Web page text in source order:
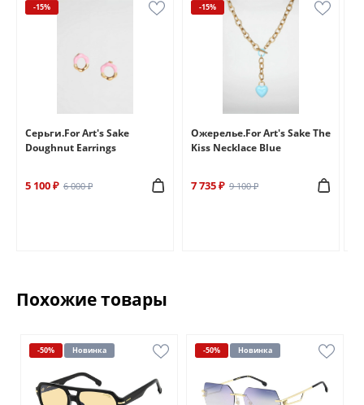
-15%
Серьги.For Art's Sake
Doughnut Earrings
5 100 ₽ 6 000 ₽
-15%
Ожерелье.For Art's Sake The
Kiss Necklace Blue
7 735 ₽ 9 100 ₽
Похожие товары
-50% Новинка -50% Новинка